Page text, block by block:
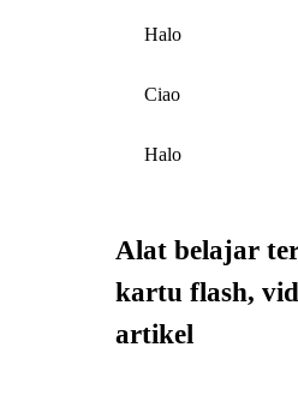
Halo
Ciao
Halo
Alat belajar
kartu flash,
artikel